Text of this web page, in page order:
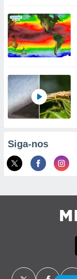
Siga-nos